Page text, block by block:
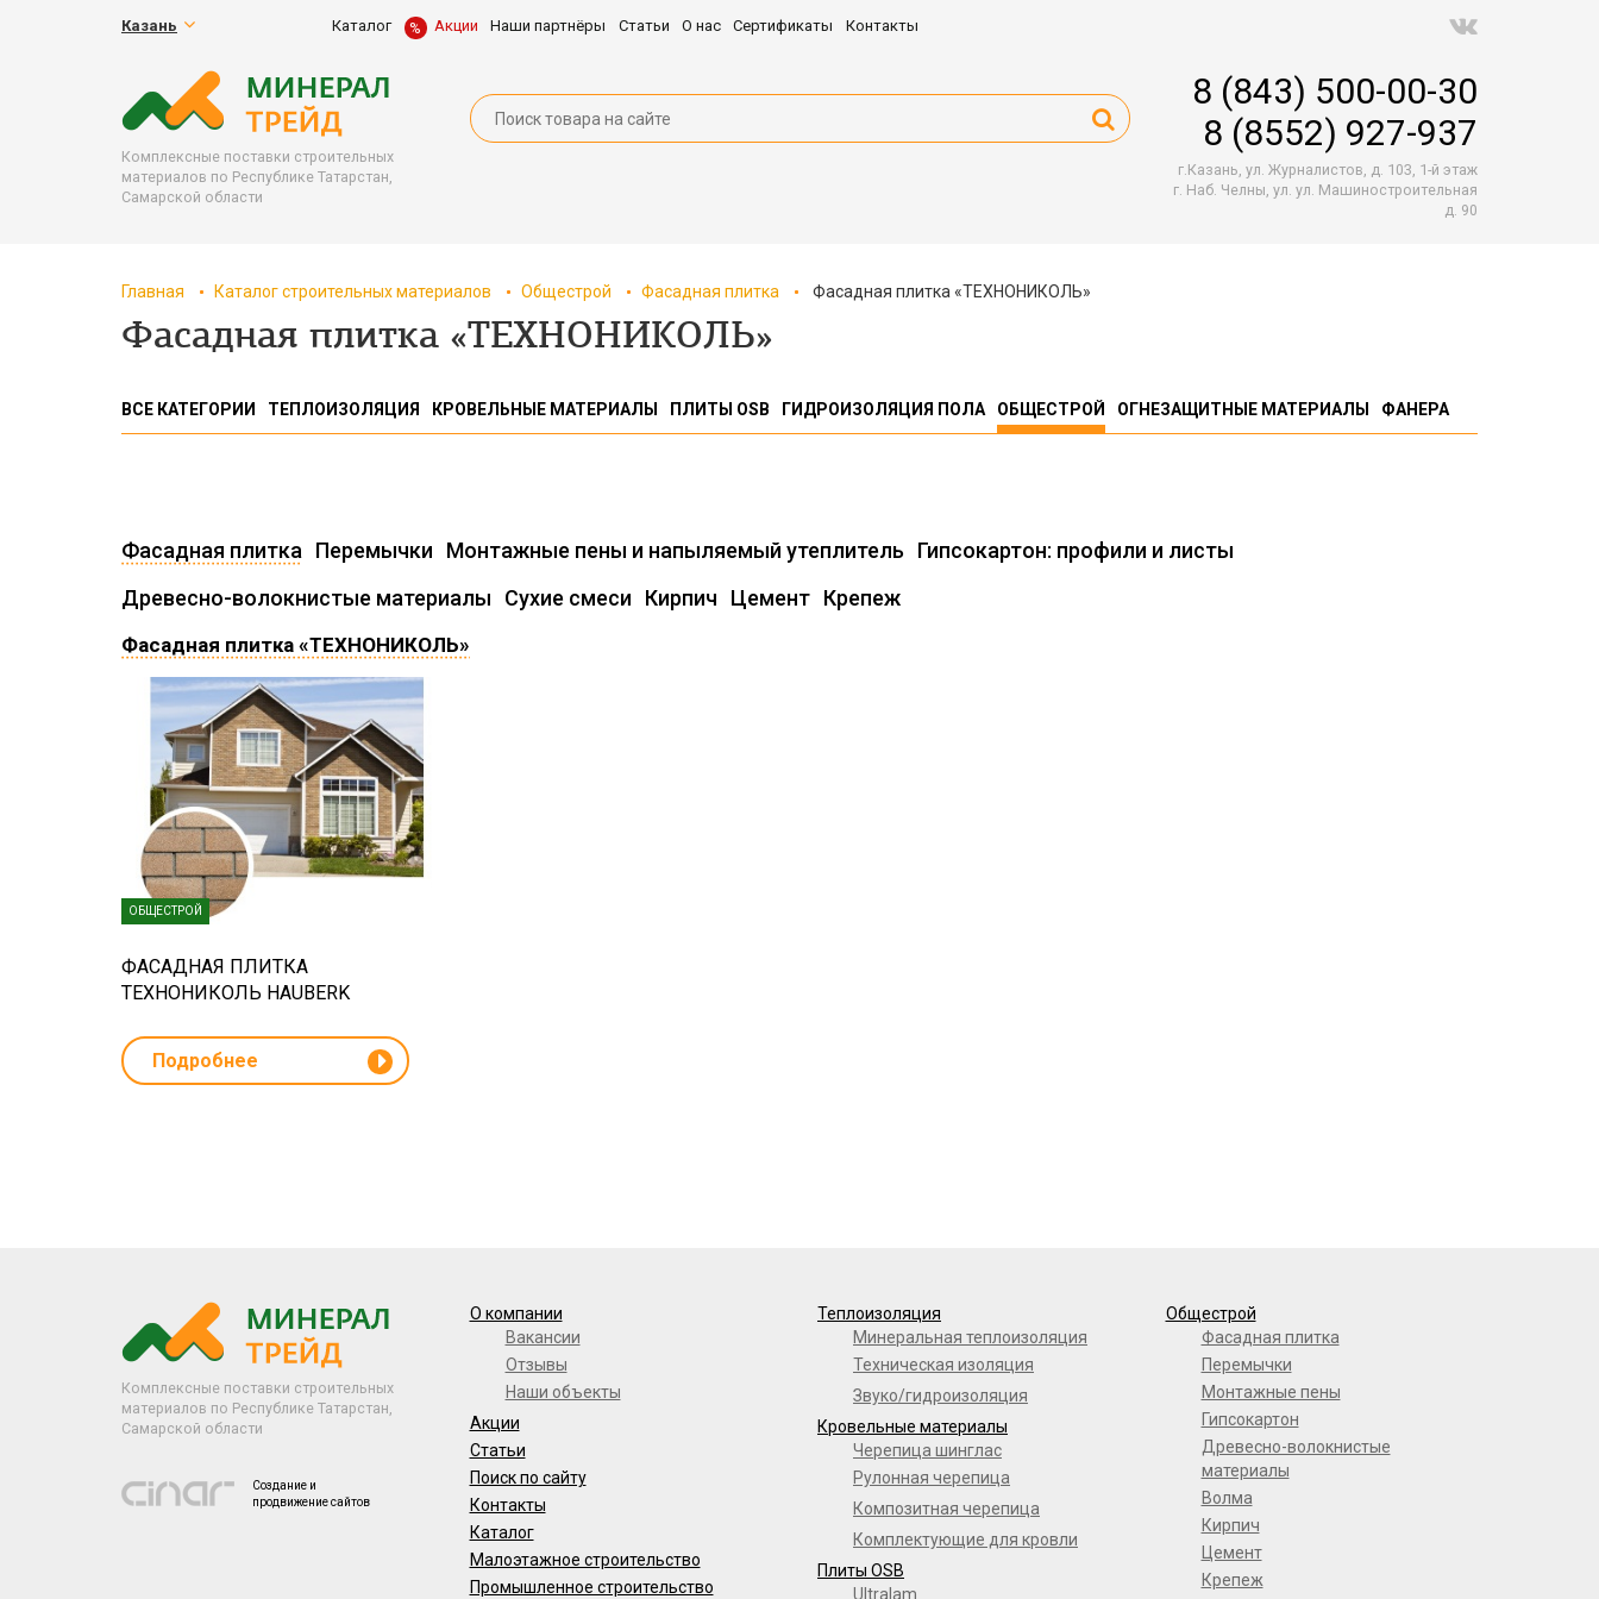
Казань Каталог Акции Наши партнёры Статьи О нас Сертификаты Контакты
Комплексные поставки строительных
материалов по Республике Татарстан,
Самарской области
8 (843) 500-00-30
8 (8552) 927-937
г.Казань, ул. Журналистов, д. 103, 1-й этаж
г. Наб. Челны, ул. ул. Машиностроительная
д. 90
Главная Каталог строительных материалов Общестрой Фасадная плитка Фасадная плитка «ТЕХНОНИКОЛЬ»
Фасадная плитка «ТЕХНОНИКОЛЬ»
ВСЕ КАТЕГОРИИ ТЕПЛОИЗОЛЯЦИЯ КРОВЕЛЬНЫЕ МАТЕРИАЛЫ ПЛИТЫ OSB ГИДРОИЗОЛЯЦИЯ ПОЛА ОБЩЕСТРОЙ ОГНЕЗАЩИТНЫЕ МАТЕРИАЛЫ ФАНЕРА
Фасадная плитка Перемычки Монтажные пены и напыляемый утеплитель
Гипсокартон: профили и листы
Древесно-волокнистые материалы
Сухие смеси Кирпич Цемент Крепеж
Фасадная плитка «ТЕХНОНИКОЛЬ»
ОБЩЕСТРОЙ
ФАСАДНАЯ ПЛИТКА
ТЕХНОНИКОЛЬ HAUBERK
Подробнее
Комплексные поставки строительных
материалов по Республике Татарстан,
Самарской области
Создание и
продвижение сайтов
О компании
Вакансии
Отзывы
Наши объекты
Акции
Статьи
Поиск по сайту
Контакты
Каталог
Малоэтажное строительство
Промышленное строительство
Теплоизоляция
Минеральная теплоизоляция
Техническая изоляция
Звуко/гидроизоляция
Кровельные материалы
Черепица шинглас
Рулонная черепица
Композитная черепица
Комплектующие для кровли
Плиты OSB
Ultralam
Общестрой
Фасадная плитка
Перемычки
Монтажные пены
Гипсокартон
Древесно-волокнистые
материалы
Волма
Кирпич
Цемент
Крепеж